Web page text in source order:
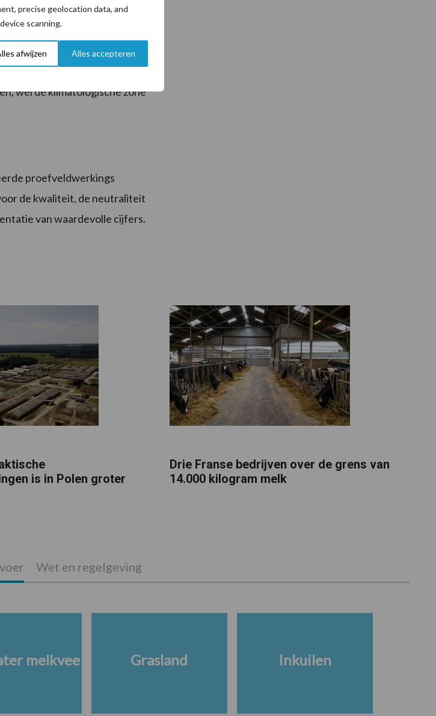
precise geolocation data, and
scanning.
afwijzen Alles accepteren
worden daarom gedeeld met
vandaan komen.
wel de klimatologische zone
proefveldwerkings
de kwaliteit, de neutraliteit
van waardevolle cijfers.
is in Polen groter
Drie Franse bedrijven over de grens van
14.000 kilogram melk
Wet en regelgeving
melkvee Grasland Inkuilen